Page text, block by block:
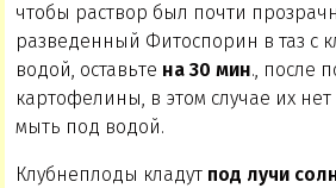
чтобы раствор был почти
разведенный Фитоспорин в таз с
водой, оставьте на 30 мин., после
картофелины, в этом случае их
мыть под водой.
Клубнеплоды кладут под лучи